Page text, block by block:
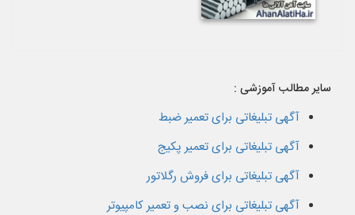
سایر مطالب آموزشی :
آگهی تبلیغاتی برای تعمیر ضبط
آگهی تبلیغاتی برای تعمیر پکیج
آگهی تبلیغاتی برای فروش رگلاتور
آگهی تبلیغاتی برای نصب و تعمیر کامپیوتر